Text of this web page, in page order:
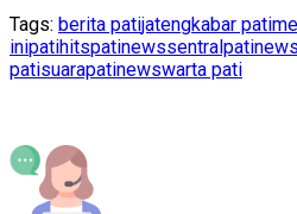
Tags: berita patijatengkabar pati
inipatihitspatinewssentralpatinews
patisuarapatinewswarta pati